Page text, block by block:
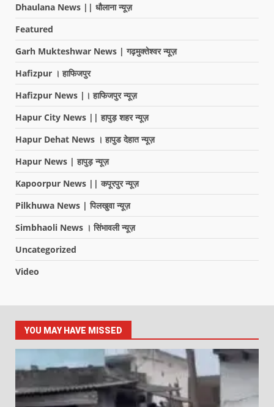
Dhaulana News || धौलाना न्यूज़
Featured
Garh Mukteshwar News | गढ़मुक्तेश्वर न्यूज़
Hafizpur । हाफिजपुर
Hafizpur News |। हाफिजपुर न्यूज़
Hapur City News || हापुड़ शहर न्यूज़
Hapur Dehat News । हापुड देहात न्यूज़
Hapur News | हापुड़ न्यूज़
Kapoorpur News || कपूरपुर न्यूज़
Pilkhuwa News | पिलखुवा न्यूज़
Simbhaoli News । सिंभावली न्यूज़
Uncategorized
Video
YOU MAY HAVE MISSED